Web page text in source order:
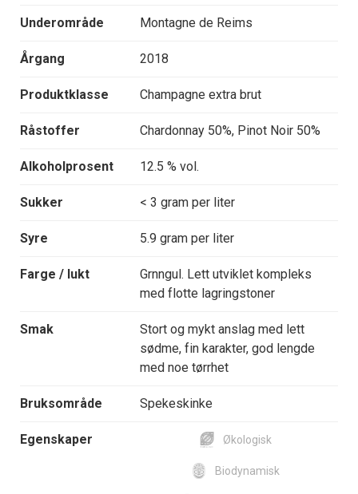
Underområde Montagne de Reims
Årgang 2018
Produktklasse Champagne extra brut
Råstoffer Chardonnay 50%, Pinot Noir 50%
Alkoholprosent 12.5 % vol.
Sukker < 3 gram per liter
Syre 5.9 gram per liter
Farge / lukt
Grnngul. Lett utviklet kompleks
med flotte lagringstoner
Smak
Stort og mykt anslag med lett
sødme, fin karakter, god lengde
med noe tørrhet
Bruksområde Spekeskinke
Egenskaper Økologisk
Biodynamisk